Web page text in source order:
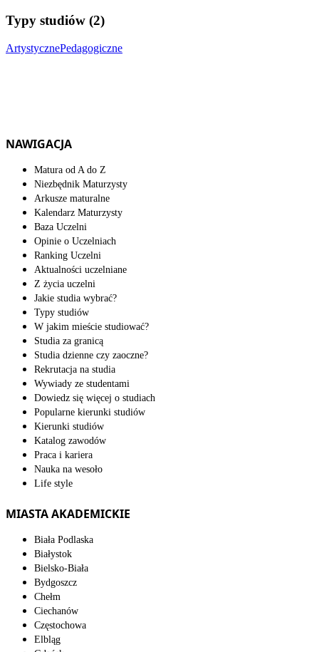
Typy studiów (2)
ArtystycznePedagogiczne
NAWIGACJA
Matura od A do Z
Niezbędnik Maturzysty
Arkusze maturalne
Kalendarz Maturzysty
Baza Uczelni
Opinie o Uczelniach
Ranking Uczelni
Aktualności uczelniane
Z życia uczelni
Jakie studia wybrać?
Typy studiów
W jakim mieście studiować?
Studia za granicą
Studia dzienne czy zaoczne?
Rekrutacja na studia
Wywiady ze studentami
Dowiedz się więcej o studiach
Popularne kierunki studiów
Kierunki studiów
Katalog zawodów
Praca i kariera
Nauka na wesoło
Life style
MIASTA AKADEMICKIE
Biała Podlaska
Białystok
Bielsko-Biała
Bydgoszcz
Chełm
Ciechanów
Częstochowa
Elbląg